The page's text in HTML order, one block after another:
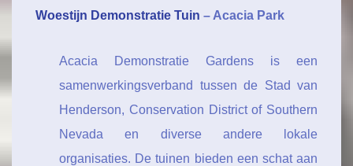
Woestijn Demonstratie Tuin – Acacia Park
Acacia Demonstratie Gardens is een
samenwerkingsverband tussen de Stad van
Henderson, Conservation District of Southern
Nevada en diverse andere lokale
organisaties. De tuinen bieden een schat aan